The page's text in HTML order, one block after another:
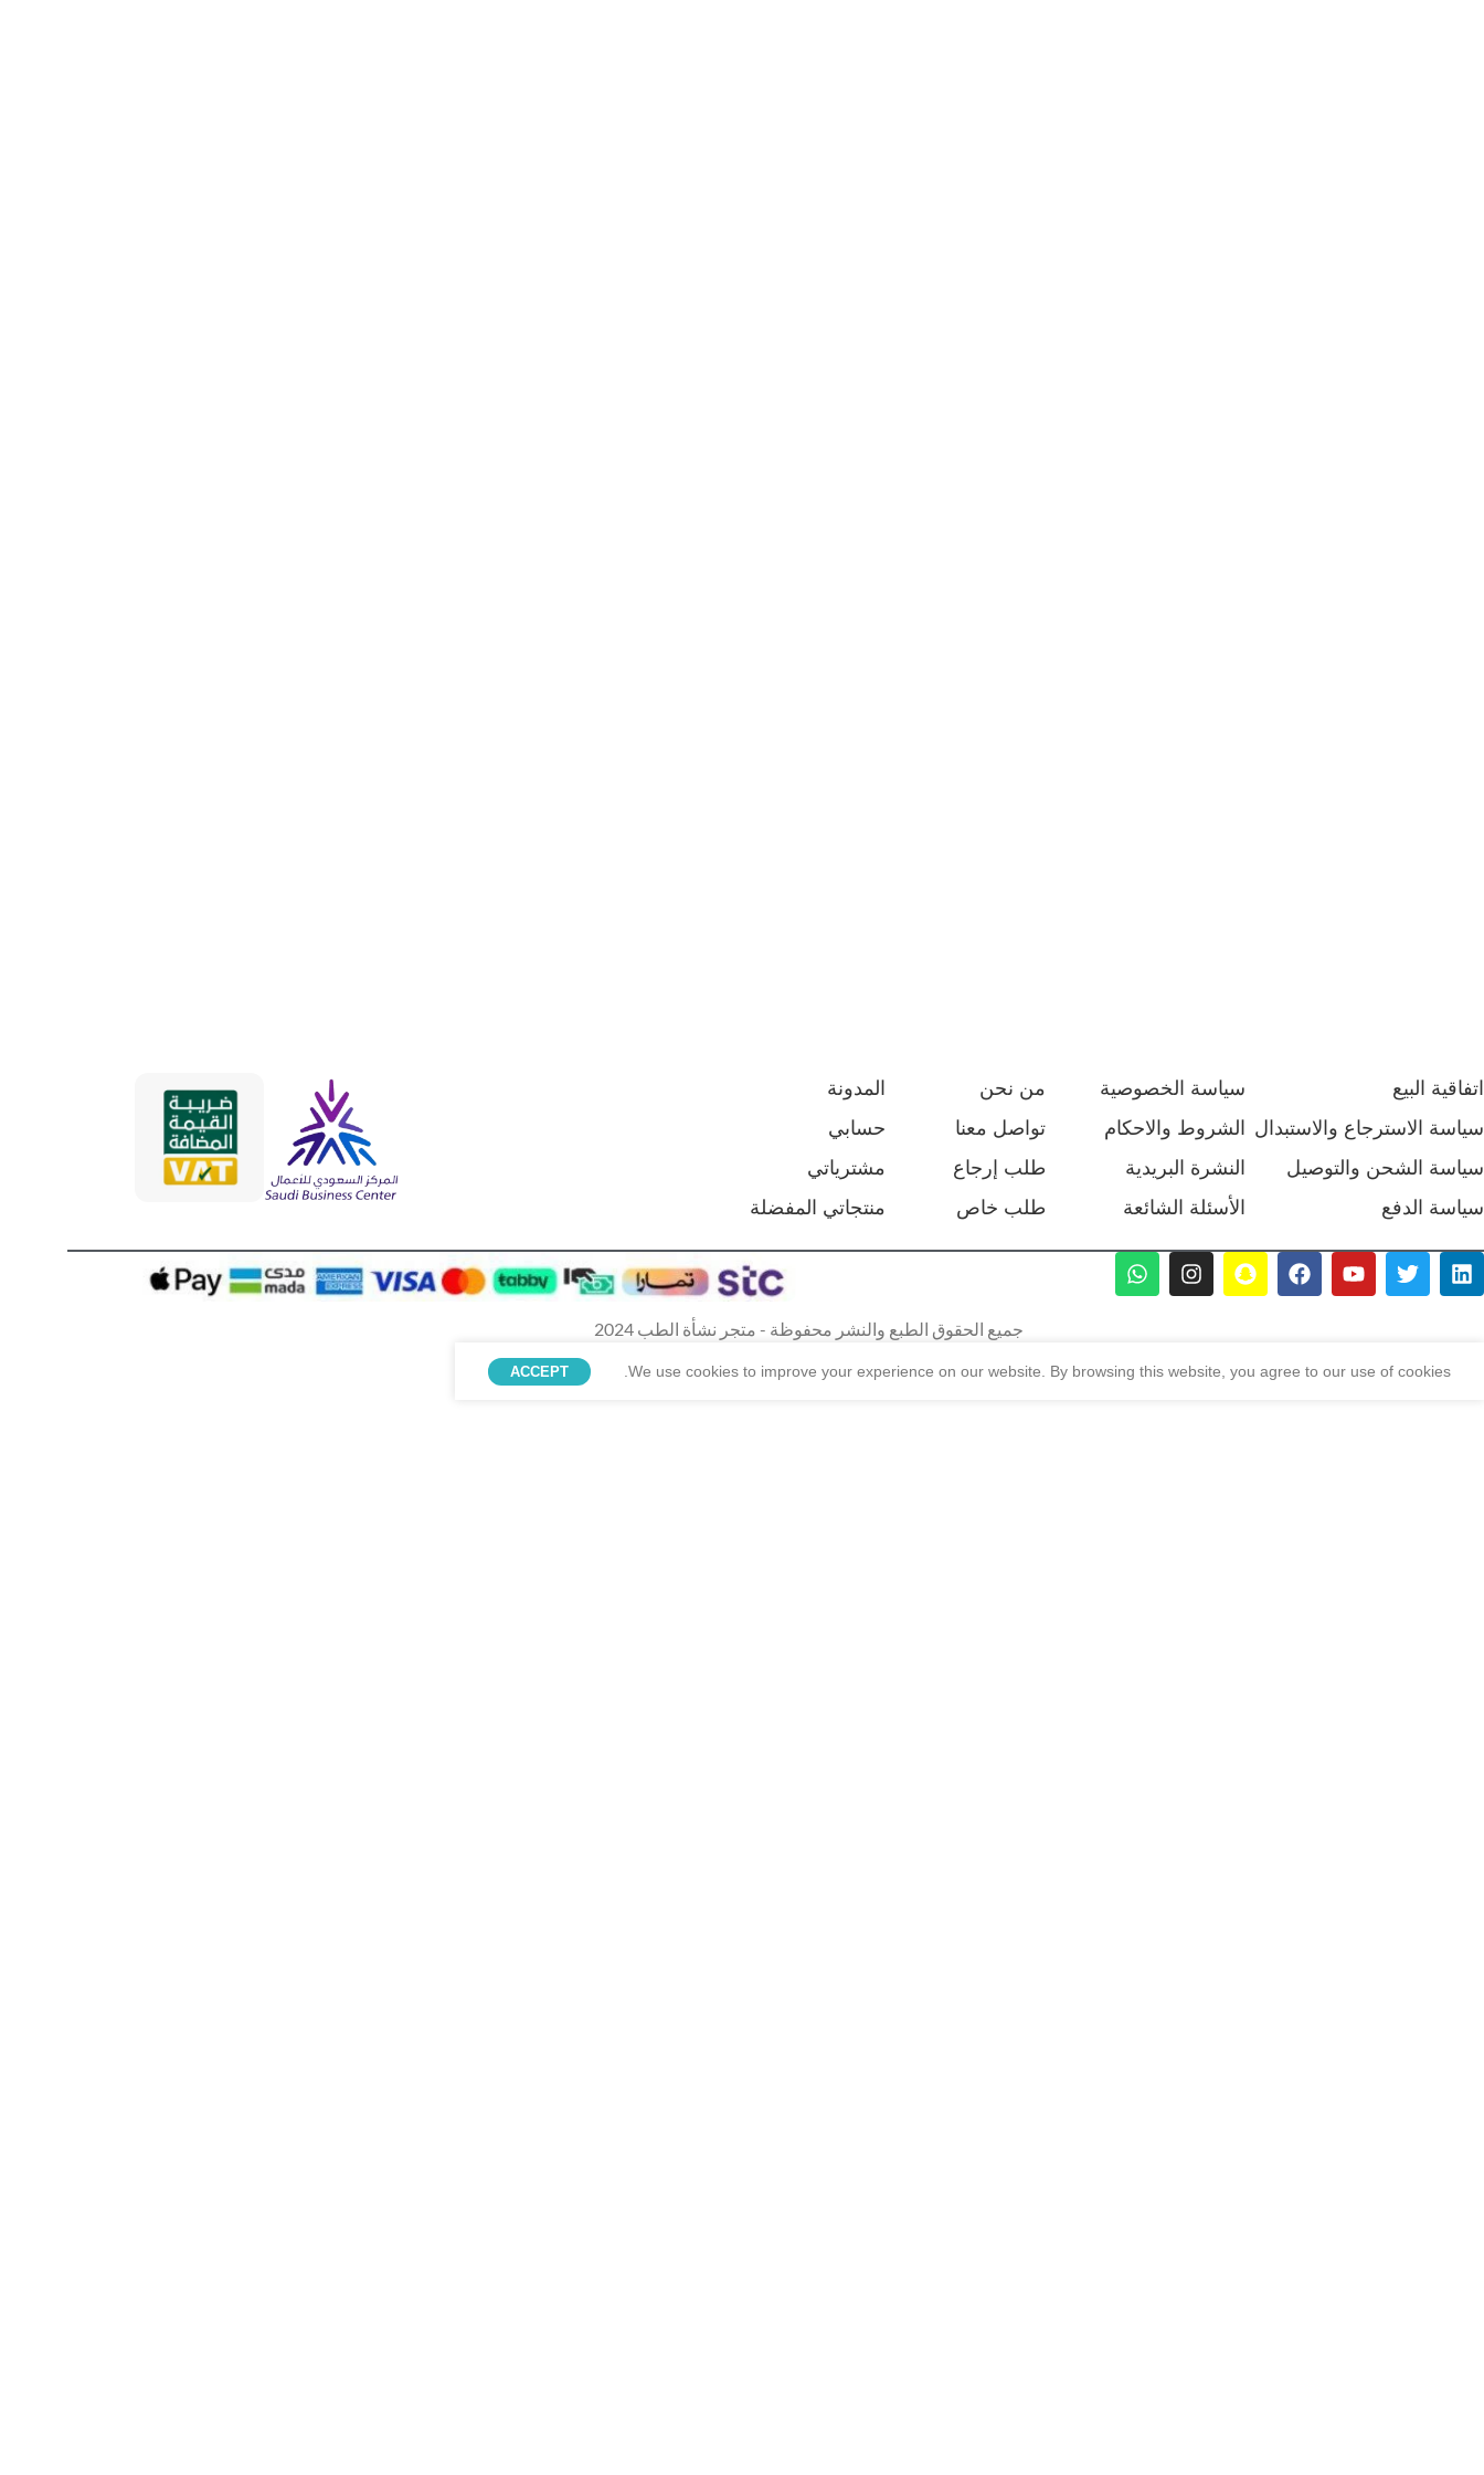
اتفاقية البيع
سياسة الاسترجاع والاستبدال
سياسة الشحن والتوصيل
سياسة الدفع
سياسة الخصوصية
الشروط والاحكام
النشرة البريدية
الأسئلة الشائعة
من نحن
تواصل معنا
طلب إرجاع
طلب خاص
المدونة
حسابي
مشترياتي
منتجاتي المفضلة
جميع الحقوق الطبع والنشر محفوظة - متجر نشأة الطب 2024
We use cookies to improve your experience on our website. By browsing this website, you agree to our use of cookies.
ACCEPT